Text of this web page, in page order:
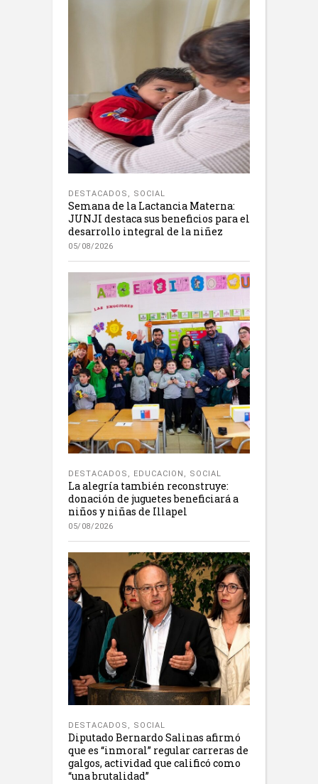
DESTACADOS , SOCIAL
Semana de la Lactancia Materna:
JUNJI destaca sus beneficios para el
desarrollo integral de la niñez
05/08/2026
DESTACADOS , EDUCACION , SOCIAL
La alegría también reconstruye:
donación de juguetes beneficiará a
niños y niñas de Illapel
05/08/2026
DESTACADOS , SOCIAL
Diputado Bernardo Salinas afirmó
que es “inmoral” regular carreras de
galgos, actividad que calificó como
“una brutalidad”